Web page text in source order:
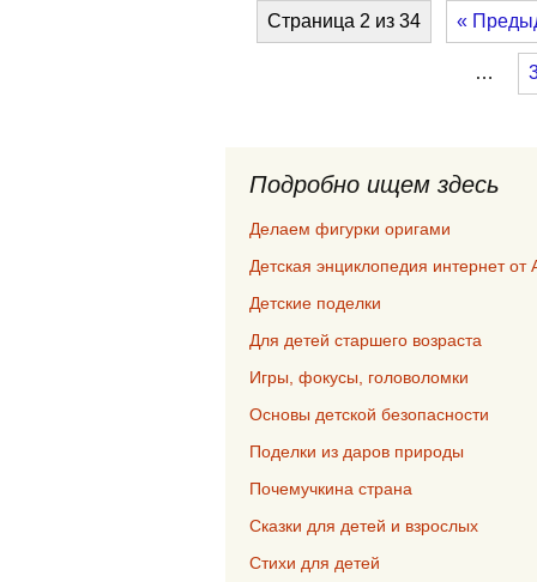
Страница 2 из 34 «
…
Подробно ищем здесь
Делаем фигурки оригами
Детская энциклопедия интернет от
Детские поделки
Для детей старшего возраста
Игры, фокусы, головоломки
Основы детской безопасности
Поделки из даров природы
Почемучкина страна
Сказки для детей и взрослых
Стихи для детей